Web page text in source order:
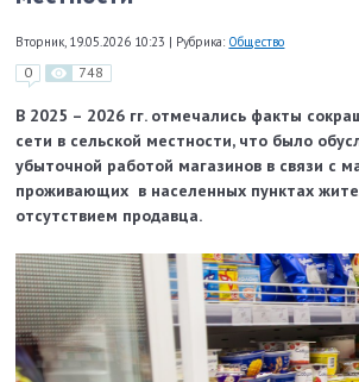
Вторник, 19.05.2026 10:23 | Рубрика: Общество
0 748
В 2025 – 2026 гг. отмечались факты
сети в сельской местности, что было
убыточной работой магазинов в связи с
проживающих в населенных пунктах
отсутствием продавца.